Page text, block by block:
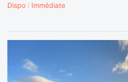
Dispo : Immédiate